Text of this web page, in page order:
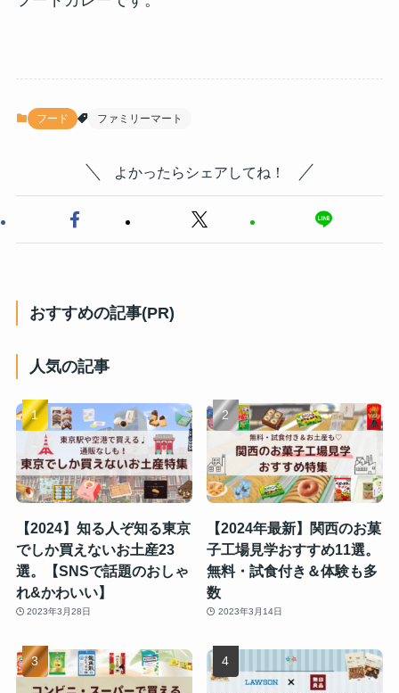
フード ファミリーマート
よかったらシェアしてね！
おすすめの記事(PR)
人気の記事
【2024】知る人ぞ知る東京
でしか買えないお土産23
選。【SNSで話題のおしゃ
れ&かわいい】
2023年3月28日
【2024年最新】関西のお菓
子工場見学おすすめ11選。
無料・試食付き＆体験も多
数
2023年3月14日